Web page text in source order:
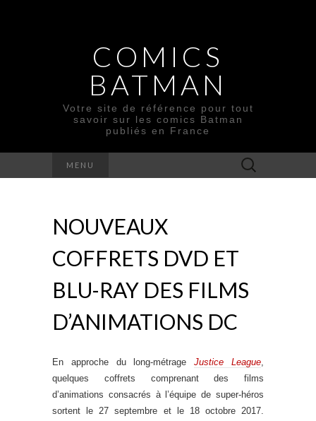
COMICS
BATMAN
Votre site de référence pour tout
savoir sur les comics Batman
publiés en France
MENU Rechercher :
NOUVEAUX
COFFRETS DVD ET
BLU-RAY DES FILMS
D’ANIMATIONS DC
En approche du long-métrageJustice League,
quelques coffrets comprenant des films
d’animations consacrés à l’équipe de super-héros
sortent le 27 septembre et le 18 octobre 2017.